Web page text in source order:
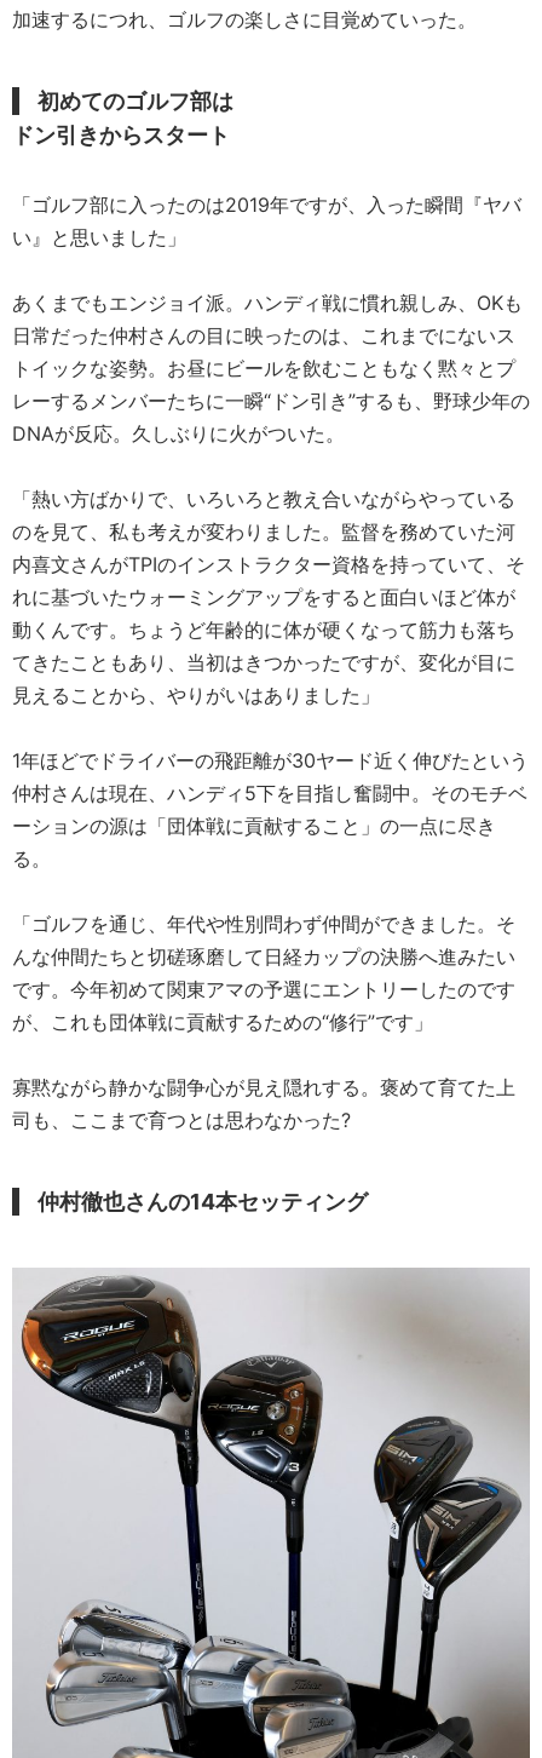
加速するにつれ、ゴルフの楽しさに目覚めていった。
初めてのゴルフ部は
ドン引きからスタート
「ゴルフ部に入ったのは2019年ですが、入った瞬間『ヤバ
い』と思いました」
あくまでもエンジョイ派。ハンディ戦に慣れ親しみ、OKも
日常だった仲村さんの目に映ったのは、これまでにないス
トイックな姿勢。お昼にビールを飲むこともなく黙々とプ
レーするメンバーたちに一瞬“ドン引き”するも、野球少年の
DNAが反応。久しぶりに火がついた。
「熱い方ばかりで、いろいろと教え合いながらやっている
のを見て、私も考えが変わりました。監督を務めていた河
内喜文さんがTPIのインストラクター資格を持っていて、そ
れに基づいたウォーミングアップをすると面白いほど体が
動くんです。ちょうど年齢的に体が硬くなって筋力も落ち
てきたこともあり、当初はきつかったですが、変化が目に
見えることから、やりがいはありました」
1年ほどでドライバーの飛距離が30ヤード近く伸びたという
仲村さんは現在、ハンディ5下を目指し奮闘中。そのモチベ
ーションの源は「団体戦に貢献すること」の一点に尽き
る。
「ゴルフを通じ、年代や性別問わず仲間ができました。そ
んな仲間たちと切磋琢磨して日経カップの決勝へ進みたい
です。今年初めて関東アマの予選にエントリーしたのです
が、これも団体戦に貢献するための“修行”です」
寡黙ながら静かな闘争心が見え隠れする。褒めて育てた上
司も、ここまで育つとは思わなかった?
仲村徹也さんの14本セッティング